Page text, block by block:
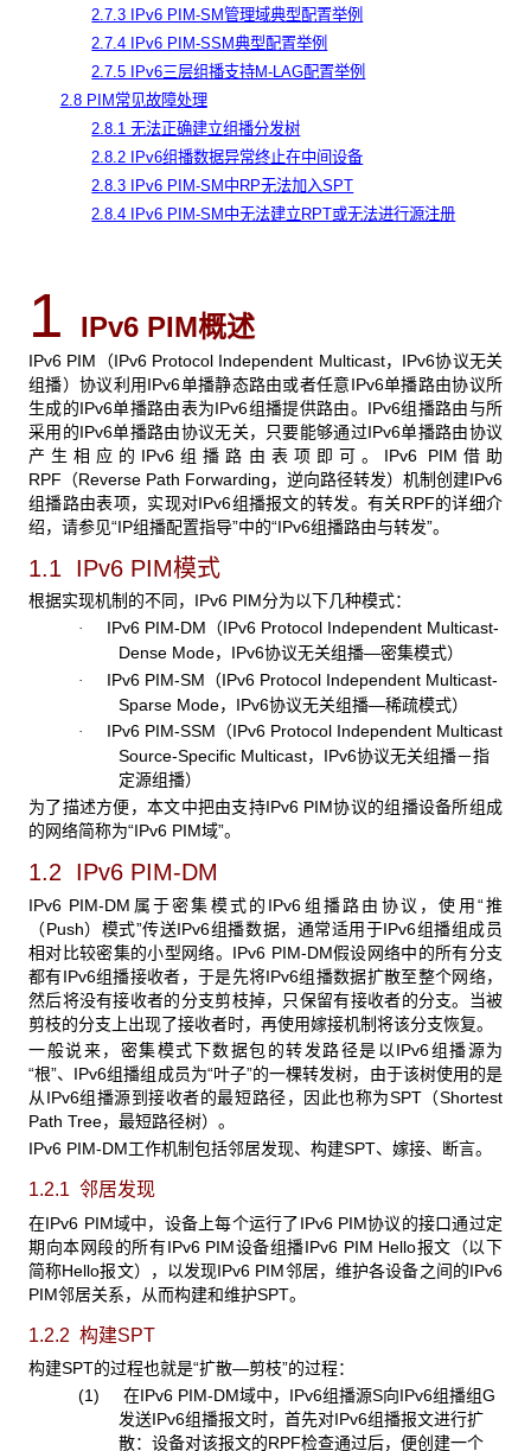
2.7.3 IPv6 PIM-SM管理域典型配置举例
2.7.4 IPv6 PIM-SSM典型配置举例
2.7.5 IPv6三层组播支持M-LAG配置举例
2.8 PIM常见故障处理
2.8.1 无法正确建立组播分发树
2.8.2 IPv6组播数据异常终止在中间设备
2.8.3 IPv6 PIM-SM中RP无法加入SPT
2.8.4 IPv6 PIM-SM中无法建立RPT或无法进行源注册
1 IPv6 PIM概述
IPv6 PIM（IPv6 Protocol Independent Multicast，IPv6协议无关
组播）协议利用IPv6单播静态路由或者任意IPv6单播路由协议所
生成的IPv6单播路由表为IPv6组播提供路由。IPv6组播路由与所
采用的IPv6单播路由协议无关，只要能够通过IPv6单播路由协议
产生相应的IPv6组播路由表项即可。IPv6 PIM借助
RPF（Reverse Path Forwarding，逆向路径转发）机制创建IPv6
组播路由表项，实现对IPv6组播报文的转发。有关RPF的详细介
绍，请参见“IP组播配置指导”中的“IPv6组播路由与转发”。
1.1 IPv6 PIM模式
根据实现机制的不同，IPv6 PIM分为以下几种模式：
· IPv6 PIM-DM（IPv6 Protocol Independent Multicast-
Dense Mode，IPv6协议无关组播—密集模式）
· IPv6 PIM-SM（IPv6 Protocol Independent Multicast-
Sparse Mode，IPv6协议无关组播—稀疏模式）
· IPv6 PIM-SSM（IPv6 Protocol Independent Multicast
Source-Specific Multicast，IPv6协议无关组播－指
定源组播）
为了描述方便，本文中把由支持IPv6 PIM协议的组播设备所组成
的网络简称为“IPv6 PIM域”。
1.2 IPv6 PIM-DM
IPv6 PIM-DM属于密集模式的IPv6组播路由协议，使用“推
（Push）模式”传送IPv6组播数据，通常适用于IPv6组播组成员
相对比较密集的小型网络。IPv6 PIM-DM假设网络中的所有分支
都有IPv6组播接收者，于是先将IPv6组播数据扩散至整个网络，
然后将没有接收者的分支剪枝掉，只保留有接收者的分支。当被
剪枝的分支上出现了接收者时，再使用嫁接机制将该分支恢复。
一般说来，密集模式下数据包的转发路径是以IPv6组播源为
“根”、IPv6组播组成员为“叶子”的一棵转发树，由于该树使用的是
从IPv6组播源到接收者的最短路径，因此也称为SPT（Shortest
Path Tree，最短路径树）。
IPv6 PIM-DM工作机制包括邻居发现、构建SPT、嫁接、断言。
1.2.1 邻居发现
在IPv6 PIM域中，设备上每个运行了IPv6 PIM协议的接口通过定
期向本网段的所有IPv6 PIM设备组播IPv6 PIM Hello报文（以下
简称Hello报文），以发现IPv6 PIM邻居，维护各设备之间的IPv6
PIM邻居关系，从而构建和维护SPT。
1.2.2 构建SPT
构建SPT的过程也就是“扩散—剪枝”的过程：
(1) 在IPv6 PIM-DM域中，IPv6组播源S向IPv6组播组G
发送IPv6组播报文时，首先对IPv6组播报文进行扩
散：设备对该报文的RPF检查通过后，便创建一个